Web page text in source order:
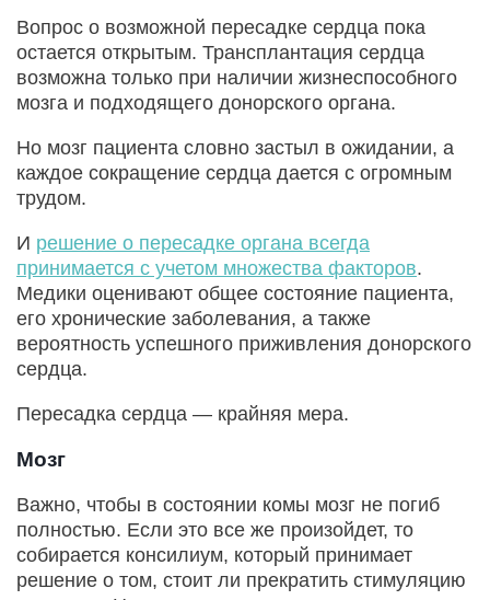
Вопрос о возможной пересадке сердца пока
остается открытым. Трансплантация сердца
возможна только при наличии жизнеспособного
мозга и подходящего донорского органа.
Но мозг пациента словно застыл в ожидании, а
каждое сокращение сердца дается с огромным
трудом.
И решение о пересадке органа всегда
принимается с учетом множества факторов.
Медики оценивают общее состояние пациента,
его хронические заболевания, а также
вероятность успешного приживления донорского
сердца.
Пересадка сердца — крайняя мера.
Мозг
Важно, чтобы в состоянии комы мозг не погиб
полностью. Если это все же произойдет, то
собирается консилиум, который принимает
решение о том, стоит ли прекратить стимуляцию